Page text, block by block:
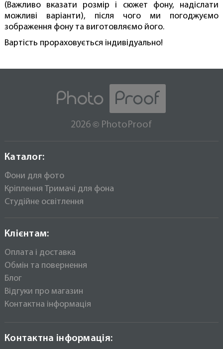
(Важливо вказати розмір і сюжет фону, надіслати
можливі варіанти), після чого ми погоджуємо
зображення фону та виготовляємо його.
Вартість прораховується індивідуально!
2026© PhotoProof
Каталог:
Фони для фото
Кріплення Тримачі для фона
Студійне освітлення
Клієнтам:
Оплата і доставка
Обмін та повернення
Блог
Відгуки про магазин
Контактна інформація
Контактна інформація: